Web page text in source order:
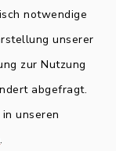
notwendige
unserer
zur Nutzung
abgefragt.
unseren
.